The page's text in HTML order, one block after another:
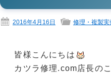
2016年4月16日 修理・複製実
皆様こんにちは
カツラ修理.com店長の